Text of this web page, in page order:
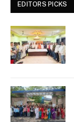
EDITORS PICKS